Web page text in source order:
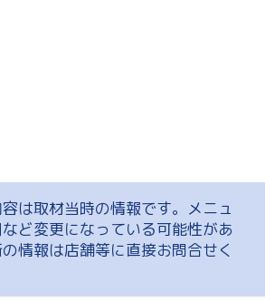
は取材当時の情報です。メニュ
ど変更になっている可能性があ
情報は店舗等に直接お問合せく